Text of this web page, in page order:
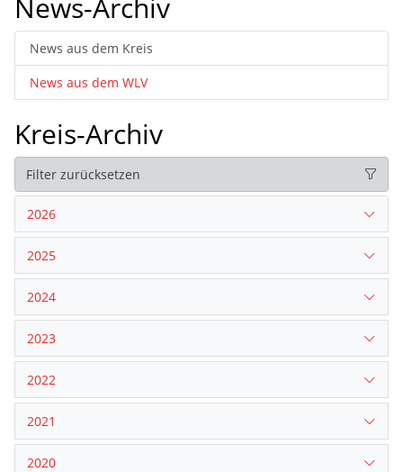
News-Archiv
News aus dem Kreis
News aus dem WLV
Kreis-Archiv
Filter zurücksetzen
2026
2025
2024
2023
2022
2021
2020